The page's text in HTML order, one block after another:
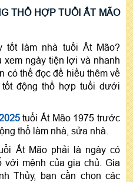
THỔ HỢP TUỔI ẤT MÃO
tốt làm nhà tuổi Ất Mão?
ngày tiện lợi và nhanh
có thể đọc để hiểu thêm về
động thổ hợp tuổi dưới
tuổi Ất Mão 1975 trước
thổ làm nhà, sửa nhà.
Ất Mão phải là ngày có
mệnh của gia chủ. Gia
Thủy, bạn cần chọn các